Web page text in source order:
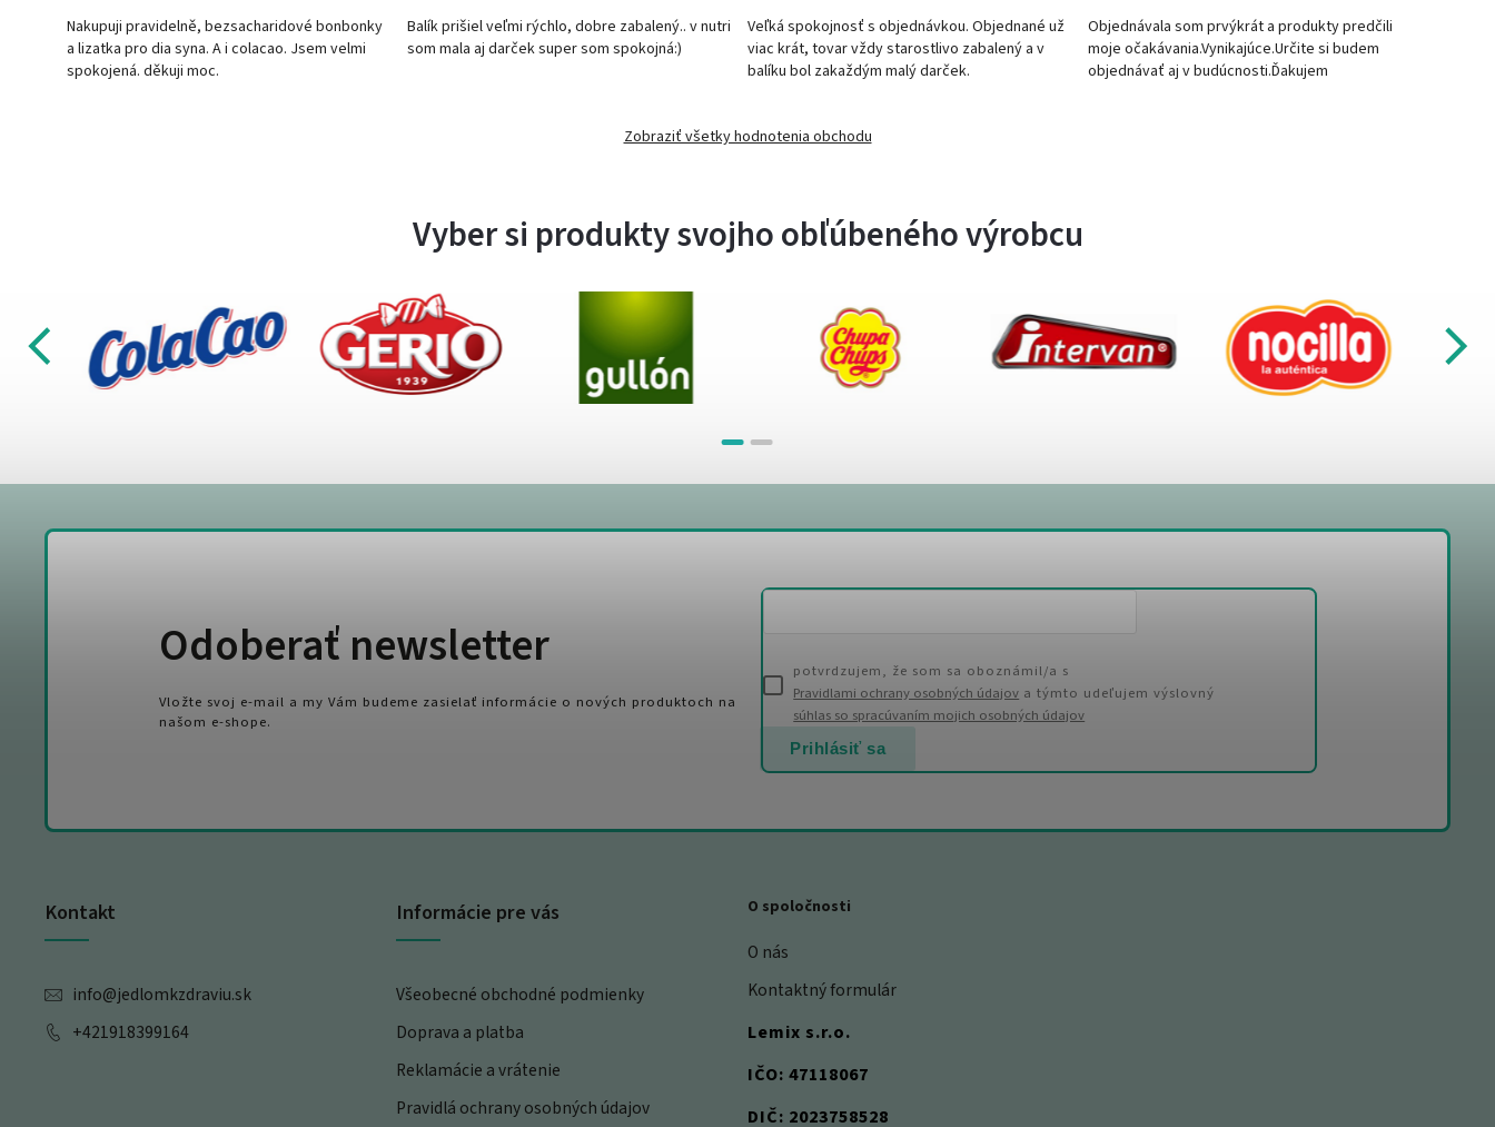
Nakupuji pravidelně, bezsacharidové bonbonky
a lizatka pro dia syna. A i colacao. Jsem velmi
spokojená. děkuji moc.
Balík prišiel veľmi rýchlo, dobre zabalený.. v nutri
som mala aj darček super som spokojná:)
Veľká spokojnosť s objednávkou. Objednané už
viac krát, tovar vždy starostlivo zabalený a v
balíku bol zakaždým malý darček.
Objednávala som prvýkrát a produkty predčili
moje očakávania.Vynikajúce.Určite si budem
objednávať aj v budúcnosti.Ďakujem
Zobraziť všetky hodnotenia obchodu
Vyber si produkty svojho obľúbeného výrobcu
Kontakt
info@jedlomkzdraviu.sk
+421918399164
Informácie pre vás
Všeobecné obchodné podmienky
Doprava a platba
Reklamácie a vrátenie
Pravidlá ochrany osobných údajov
O spoločnosti
O nás
Kontaktný formulár
Lemix s.r.o.
IČO: 47118067
DIČ: 2023758528
Odoberať newsletter
Vložte svoj e-mail a my Vám budeme zasielať informácie o nových produktoch na
našom e-shope.
potvrdzujem, že som sa oboznámil/a s
Pravidlami ochrany osobných údajov a týmto udeľujem výslovný
súhlas so spracúvaním mojich osobných údajov
Prihlásiť sa